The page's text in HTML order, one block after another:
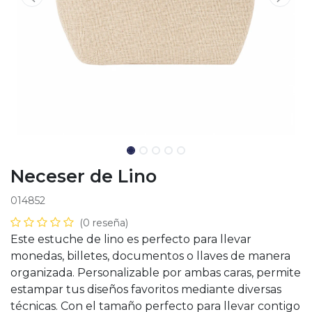
Neceser de Lino
014852
(0 reseña)
Este estuche de lino es perfecto para llevar
monedas, billetes, documentos o llaves de manera
organizada. Personalizable por ambas caras, permite
estampar tus diseños favoritos mediante diversas
técnicas. Con el tamaño perfecto para llevar contigo